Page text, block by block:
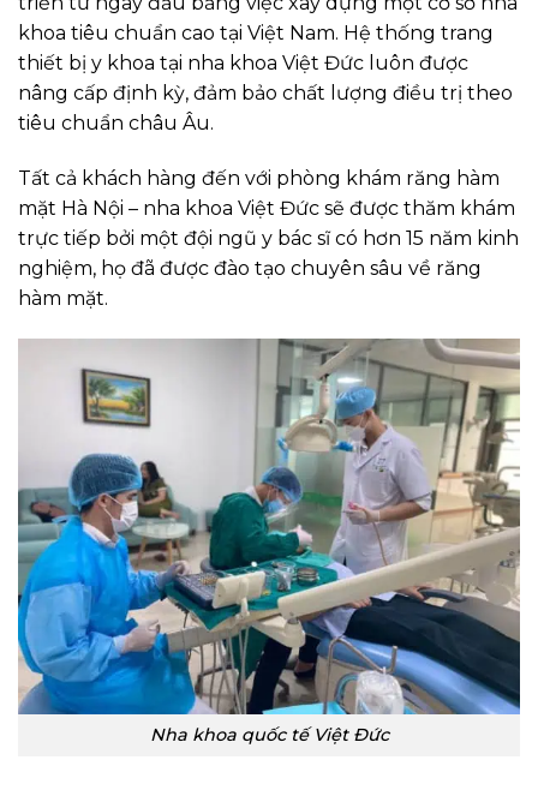
khoa tiêu chuẩn cao tại Việt Nam. Hệ thống trang
thiết bị y khoa tại nha khoa Việt Đức luôn được
nâng cấp định kỳ, đảm bảo chất lượng điều trị theo
tiêu chuẩn châu Âu.
Tất cả khách hàng đến với phòng khám răng hàm
mặt Hà Nội – nha khoa Việt Đức sẽ được thăm khám
trực tiếp bởi một đội ngũ y bác sĩ có hơn 15 năm kinh
nghiệm, họ đã được đào tạo chuyên sâu về răng
hàm mặt.
Nha khoa quốc tế Việt Đức